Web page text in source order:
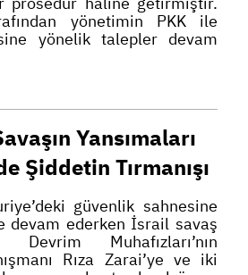
yönetimin PKK ile
yönelik talepler devam
Yansımaları
Şiddetin Tırmanışı
güvenlik sahnesine
devam ederken İsrail savaş
Muhafızları’nın
Rıza Zarai’ye ve iki